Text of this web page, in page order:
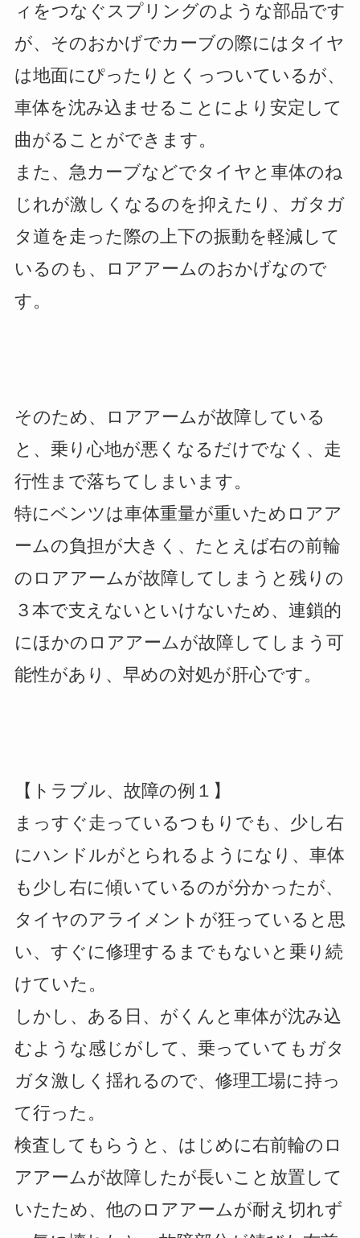
ィをつなぐスプリングのような部品です
が、そのおかげでカーブの際にはタイヤ
は地面にぴったりとくっついているが、
車体を沈み込ませることにより安定して
曲がることができます。
また、急カーブなどでタイヤと車体のね
じれが激しくなるのを抑えたり、ガタガ
タ道を走った際の上下の振動を軽減して
いるのも、ロアアームのおかげなので
す。
そのため、ロアアームが故障している
と、乗り心地が悪くなるだけでなく、走
行性まで落ちてしまいます。
特にベンツは車体重量が重いためロアア
ームの負担が大きく、たとえば右の前輪
のロアアームが故障してしまうと残りの
３本で支えないといけないため、連鎖的
にほかのロアアームが故障してしまう可
能性があり、早めの対処が肝心です。
【トラブル、故障の例１】
まっすぐ走っているつもりでも、少し右
にハンドルがとられるようになり、車体
も少し右に傾いているのが分かったが、
タイヤのアライメントが狂っていると思
い、すぐに修理するまでもないと乗り続
けていた。
しかし、ある日、がくんと車体が沈み込
むような感じがして、乗っていてもガタ
ガタ激しく揺れるので、修理工場に持っ
て行った。
検査してもらうと、はじめに右前輪のロ
アアームが故障したが長いこと放置して
いたため、他のロアアームが耐え切れず